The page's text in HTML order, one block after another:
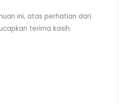
ini, atas perhatian dari
terima kasih.